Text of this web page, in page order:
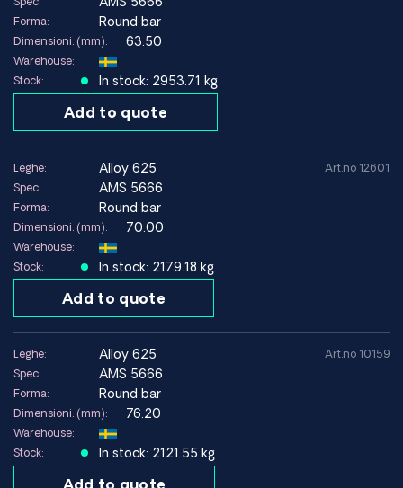
Forma: Round bar
Dimensioni. (mm): 63.50
Warehouse:
Stock:
In stock: 2953.71 kg
Add to quote
Leghe: alloy 625
Spec: AMS 5666
Forma: Round bar
Dimensioni. (mm): 70.00
Warehouse:
Stock:
In stock: 2179.18 kg
Add to quote
Art.no 12601
Leghe: alloy 625
Spec: AMS 5666
Forma: Round bar
Dimensioni. (mm): 76.20
Warehouse:
Stock:
In stock: 2121.55 kg
Add to quote
Art.no 10159